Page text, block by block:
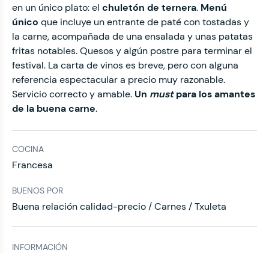
en un único plato: el chuletón de ternera. Menú
único que incluye un entrante de paté con tostadas y
la carne, acompañada de una ensalada y unas patatas
fritas notables. Quesos y algún postre para terminar el
festival. La carta de vinos es breve, pero con alguna
referencia espectacular a precio muy razonable.
Servicio correcto y amable. Un mustpara los amantes
de la buena carne.
COCINA
Francesa
BUENOS POR
Buena relación calidad-precio / Carnes / Txuleta
INFORMACIÓN